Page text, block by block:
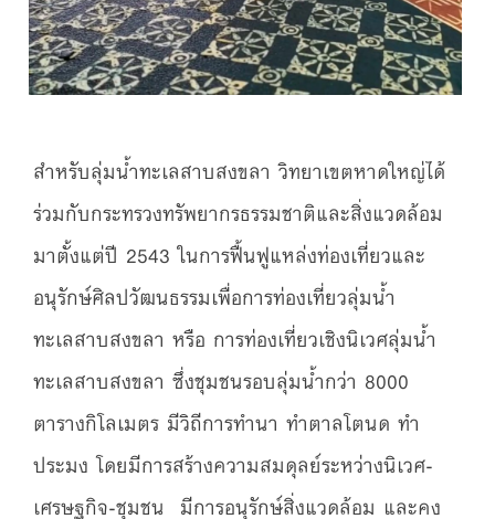
สำหรับลุ่มน้ำทะเลสาบสงขลา วิทยาเขตหาดใหญ่ได้
ร่วมกับกระทรวงทรัพยากรธรรมชาติและสิ่งแวดล้อม
มาตั้งแต่ปี 2543 ในการฟื้นฟูแหล่งท่องเที่ยวและ
อนุรักษ์ศิลปวัฒนธรรมเพื่อการท่องเที่ยวลุ่มน้ำ
ทะเลสาบสงขลา หรือ การท่องเที่ยวเชิงนิเวศลุ่มน้ำ
ทะเลสาบสงขลา ซึ่งชุมชนรอบลุ่มน้ำกว่า 8000
ตารางกิโลเมตร มีวิถีการทำนา ทำตาลโตนด ทำ
ประมง โดยมีการสร้างความสมดุลย์ระหว่างนิเวศ-
เศรษฐกิจ-ชุมชน มีการอนุรักษ์สิ่งแวดล้อม และคง